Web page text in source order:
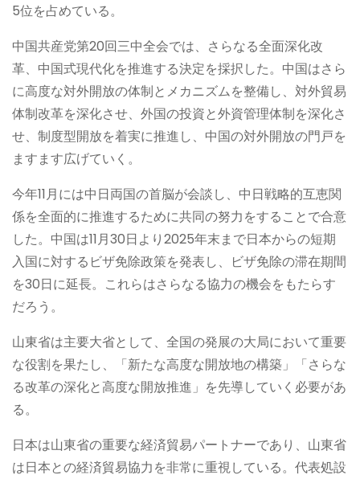
5位を占めている。
中国共産党第20回三中全会では、さらなる全面深化改
革、中国式現代化を推進する決定を採択した。中国はさら
に高度な対外開放の体制とメカニズムを整備し、対外貿易
体制改革を深化させ、外国の投資と外資管理体制を深化さ
せ、制度型開放を着実に推進し、中国の対外開放の門戸を
ますます広げていく。
今年11月には中日両国の首脳が会談し、中日戦略的互恵関
係を全面的に推進するために共同の努力をすることで合意
した。中国は11月30日より2025年末まで日本からの短期
入国に対するビザ免除政策を発表し、ビザ免除の滞在期間
を30日に延長。これらはさらなる協力の機会をもたらす
だろう。
山東省は主要大省として、全国の発展の大局において重要
な役割を果たし、「新たな高度な開放地の構築」「さらな
る改革の深化と高度な開放推進」を先導していく必要があ
る。
日本は山東省の重要な経済貿易パートナーであり、山東省
は日本との経済貿易協力を非常に重視している。代表処設